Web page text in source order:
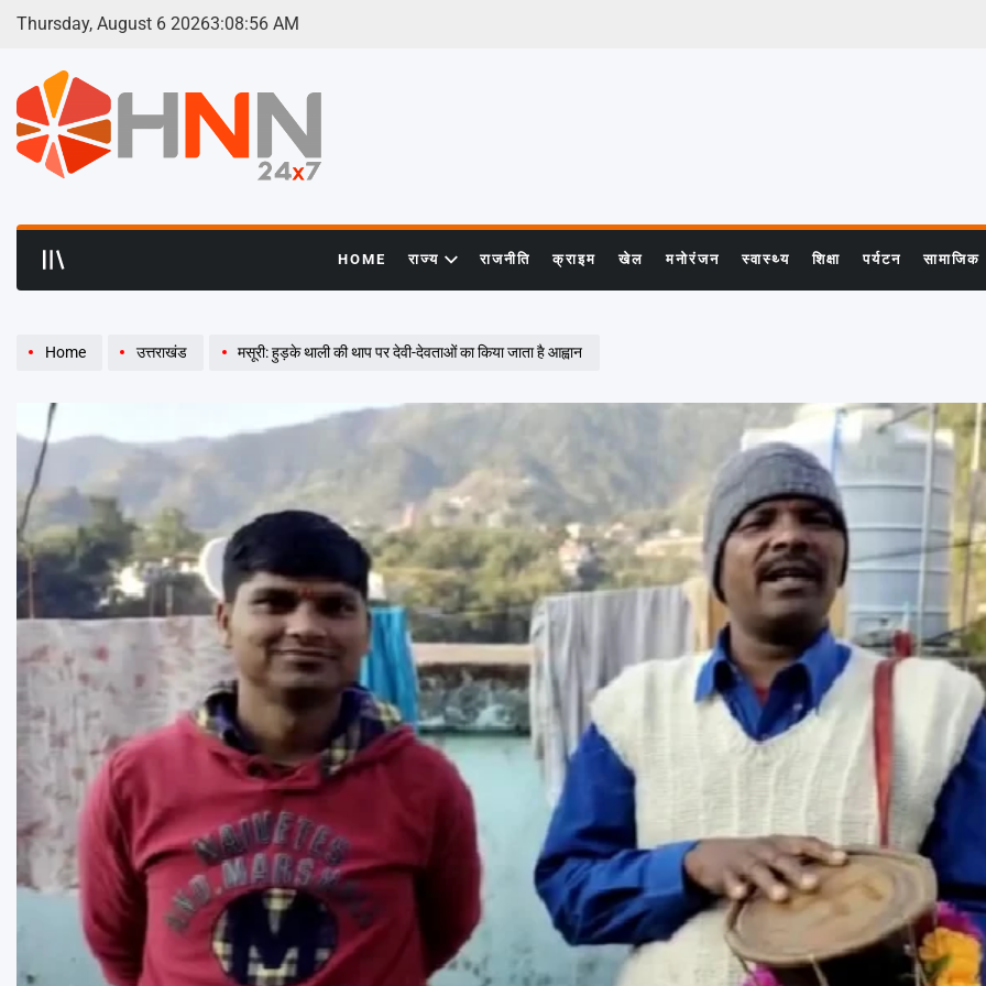
Skip
Thursday, August 6 20263:08:57 AM
HOME राज्य राजनीति क्राइम खेल मनोरंजन स्वास्थ्य शिक्षा पर्यटन सामाजिक
Home उत्तराखंड मसूरी: हुड़के थाली की थाप पर देवी-देवताओं का किया जाता है आह्वान